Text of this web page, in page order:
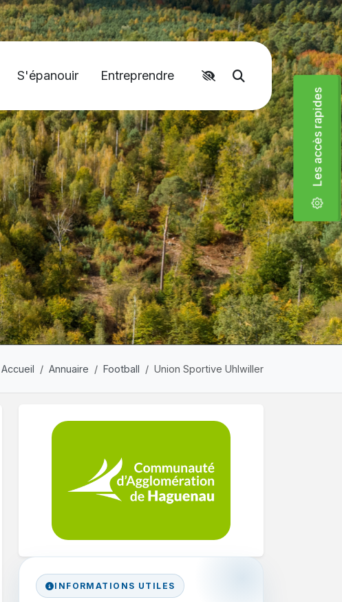
Moteur de
S'épanouir Entreprendre
Accueil Annuaire Football Union Sportive Uhlwiller
INFORMATIONS UTILES
Les accès rapides
Accéder aux liens rapides